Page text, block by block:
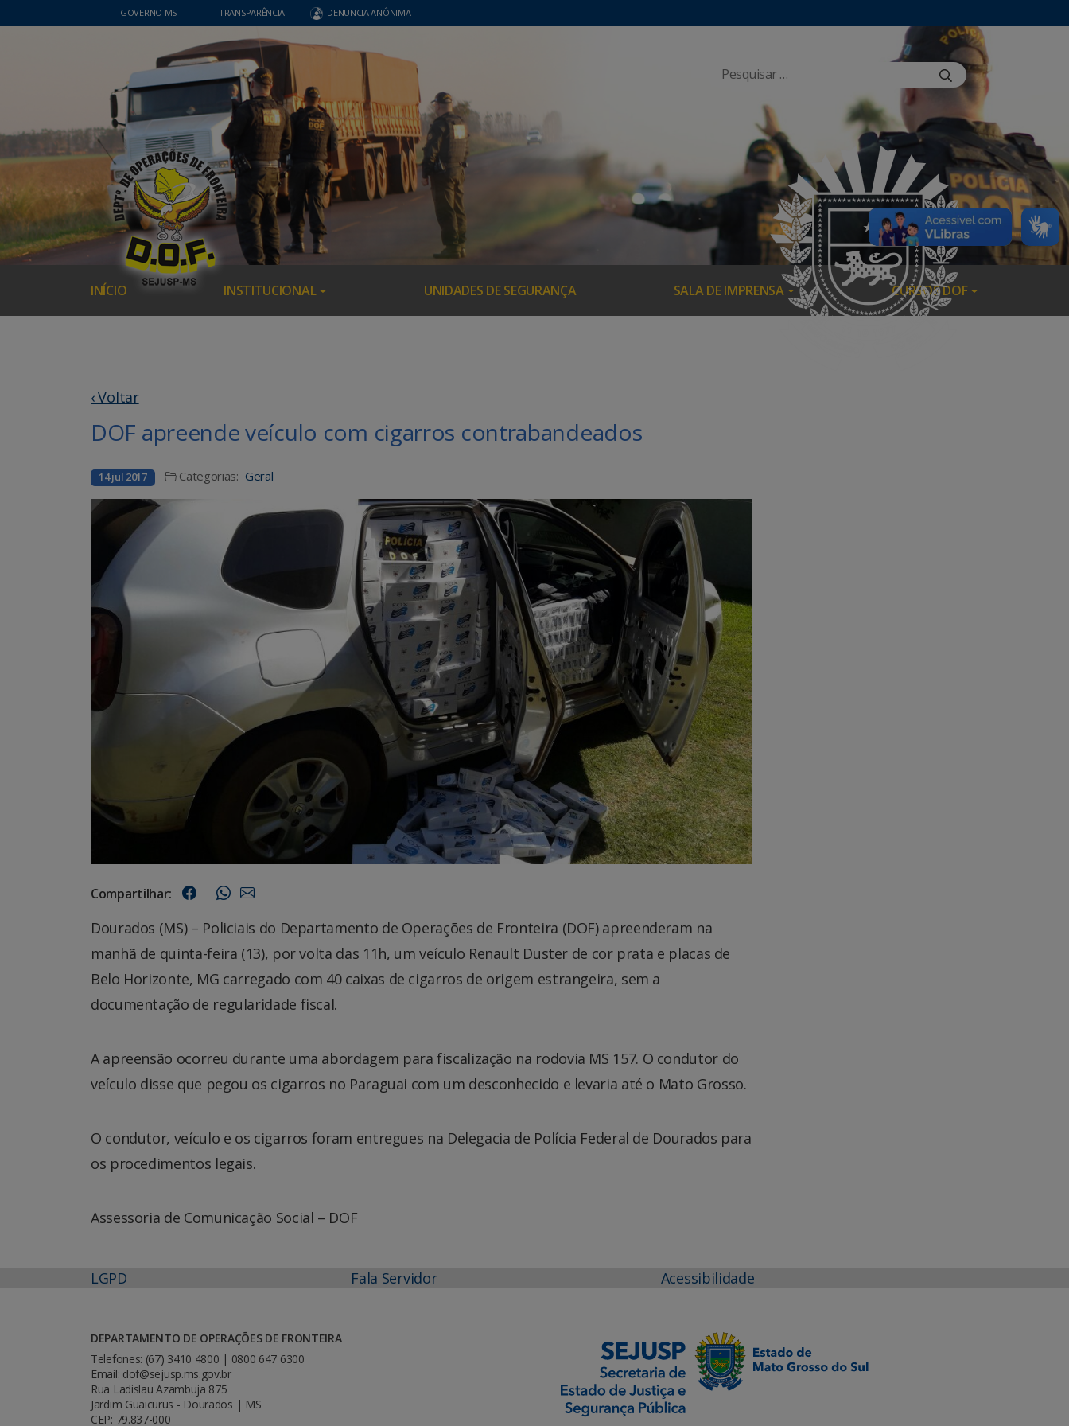
GOVERNO MS TRANSPARÊNCIA DENUNCIA ANÔNIMA
INÍCIO INSTITUCIONAL UNIDADES DE SEGURANÇA SALA DE IMPRENSA CURSOS DOF
‹ Voltar
DOF apreende veículo com cigarros contrabandeados
14 jul 2017 Categorias: Geral
Compartilhar:
Dourados (MS) – Policiais do Departamento de Operações de Fronteira (DOF) apreenderam na
manhã de quinta-feira (13), por volta das 11h, um veículo Renault Duster de cor prata e placas de
Belo Horizonte, MG carregado com 40 caixas de cigarros de origem estrangeira, sem a
documentação de regularidade fiscal.
A apreensão ocorreu durante uma abordagem para fiscalização na rodovia MS 157. O condutor do
veículo disse que pegou os cigarros no Paraguai com um desconhecido e levaria até o Mato Grosso.
O condutor, veículo e os cigarros foram entregues na Delegacia de Polícia Federal de Dourados para
os procedimentos legais.
Assessoria de Comunicação Social – DOF
LGPD Fala Servidor Acessibilidade
DEPARTAMENTO DE OPERAÇÕES DE FRONTEIRA
Telefones: (67) 3410 4800 | 0800 647 6300
Email: dof@sejusp.ms.gov.br
Rua Ladislau Azambuja 875
Jardim Guaicurus - Dourados | MS
CEP: 79.837-000